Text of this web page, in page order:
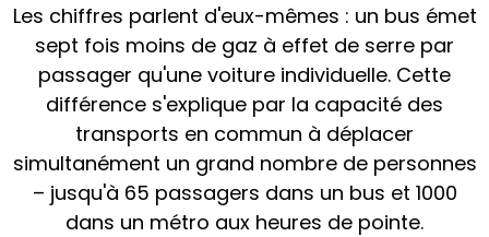
Les chiffres parlent d'eux-mêmes : un bus émet
sept fois moins de gaz à effet de serre par
passager qu'une voiture individuelle. Cette
différence s'explique par la capacité des
transports en commun à déplacer
simultanément un grand nombre de personnes
– jusqu'à 65 passagers dans un bus et 1000
dans un métro aux heures de pointe.